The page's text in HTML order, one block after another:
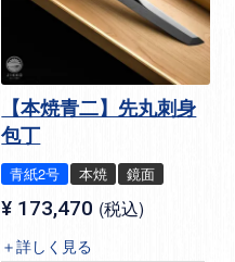
【本焼青二】先丸刺身
包丁
青紙2号 本焼 鏡面
¥ 173,470 税込
＋詳しく見る